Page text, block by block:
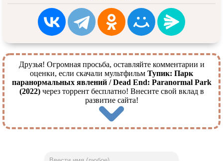
Друзья! Огромная просьба, оставляйте комментарии и
оценки, если скачали мультфильм Тупик: Парк
паранормальных явлений / Dead End: Paranormal Park
(2022)через торрент бесплатно! Внесите свой вклад в
развитие сайта!